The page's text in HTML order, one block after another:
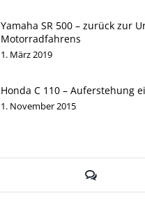
Yamaha SR 500 – zurück zur
Motorradfahrens
1. März 2019
Honda C 110 – Auferstehung
1. November 2015